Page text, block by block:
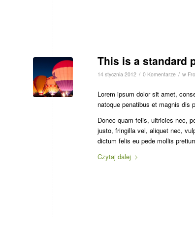
This is a standard
14 stycznia 2012 / 0 Komentarze / w
Lorem ipsum dolor sit amet,
natoque penatibus et magnis dis
Donec quam felis, ultricies nec,
justo, fringilla vel, aliquet nec,
dictum felis eu pede mollis
Czytaj dalej